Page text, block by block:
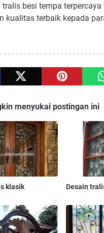
besi tempa terpercaya
kualitas terbaik kepada
menyukai postingan ini
klasik Desain